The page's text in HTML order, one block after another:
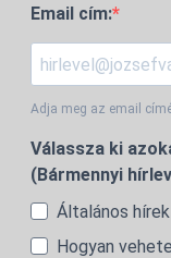
Email cím:
Adja meg az email
Válassza ki
(Bármennyi
Általános hírek
Hogyan